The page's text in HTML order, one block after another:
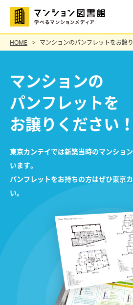
HOME マンションのパンフレットをお譲
マンションの
パンフレットを
お譲りください！
東京カンテイでは新築当時のマンショ
います。
パンフレットをお持ちの方はぜひ東京
い。